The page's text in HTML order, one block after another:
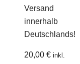
Versand
innerhalb
Deutschlands!
20,00 € inkl.